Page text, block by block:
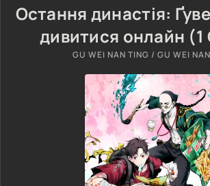
Остання династія:
дивитися онлайн (1
GU WEI NAN TING / GU WEI